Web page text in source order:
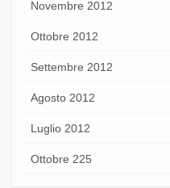
Novembre 2012
Ottobre 2012
Settembre 2012
Agosto 2012
Luglio 2012
Ottobre 225